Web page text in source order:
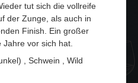
tut sich die vollreife
der Zunge, als auch in
Finish. Ein großer
vor sich hat.
Fleisch (dunkel) , Schwein , Wild